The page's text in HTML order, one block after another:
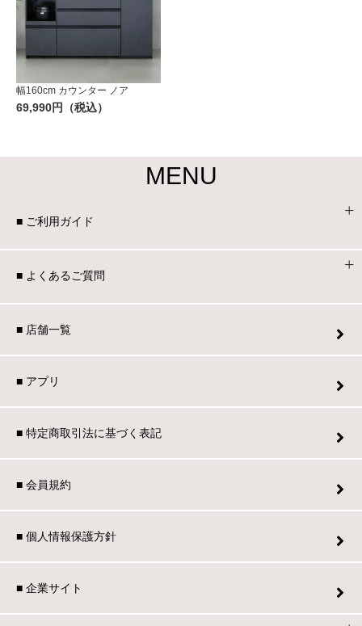
幅160cm カウンター ノア
69,990円（税込）
MENU
■ ご利用ガイド
■ よくあるご質問
■ 店舗一覧
■ アプリ
■ 特定商取引法に基づく表記
■ 会員規約
■ 個人情報保護方針
■ 企業サイト